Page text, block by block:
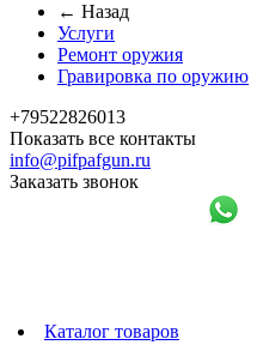
← Назад
Услуги
Ремонт оружия
Гравировка по оружию
+79522826013
Показать все контакты
info@pifpafgun.ru
Заказать звонок
Каталог товаров